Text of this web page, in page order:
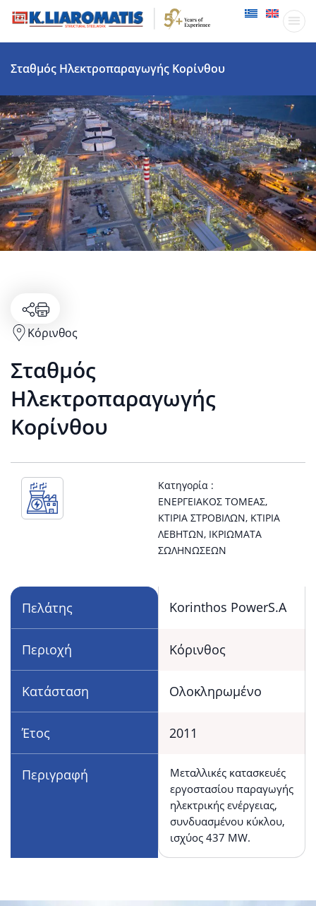
Σταθμός Ηλεκτροπαραγωγής Κορίνθου
View
Κόρινθος
location
on
Google
Maps
Κόρινθος
Σταθμός
Ηλεκτροπαραγωγής
Κορίνθου
Κατηγορία :
ΕΝΕΡΓΕΙΑΚΌΣ ΤΟΜΈΑΣ,
ΚΤΊΡΙΑ ΣΤΡΟΒΊΛΩΝ, ΚΤΊΡΙΑ
ΛΕΒΉΤΩΝ, ΙΚΡΙΏΜΑΤΑ
ΣΩΛΗΝΏΣΕΩΝ
Πελάτης Korinthos PowerS.A
Περιοχή Κόρινθος
Κατάσταση Ολοκληρωμένο
Έτος 2011
Περιγραφή
Μεταλλικές κατασκευές
εργοστασίου παραγωγής
ηλεκτρικής ενέργειας,
συνδυασμένου κύκλου,
ισχύος 437 MW.